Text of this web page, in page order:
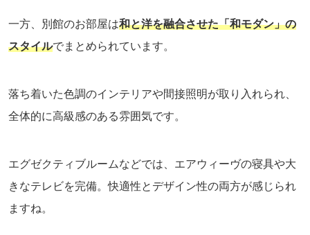
一方、別館のお部屋は和と洋を融合させた「和モダン」の
スタイルでまとめられています。
落ち着いた色調のインテリアや間接照明が取り入れられ、
全体的に高級感のある雰囲気です。
エグゼクティブルームなどでは、エアウィーヴの寝具や大
きなテレビを完備。快適性とデザイン性の両方が感じられ
ますね。